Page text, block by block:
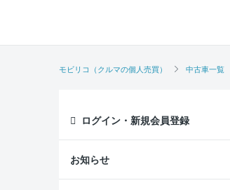
モビリコ（クルマの個人売買） 中古車一覧
ログイン・新規会員登録
お知らせ